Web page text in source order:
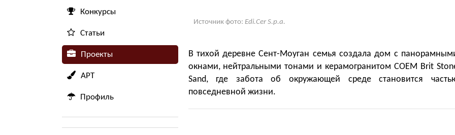
Конкурсы
Статьи
Проекты
АРТ
Профиль
Источник фото: Edi.Cer S.p.a.
В тихой деревне Сент-Моуган семья создала дом с
окнами, нейтральными тонами и керамогранитом COEM Brit
Sand, где забота об окружающей среде становится
повседневной жизни.